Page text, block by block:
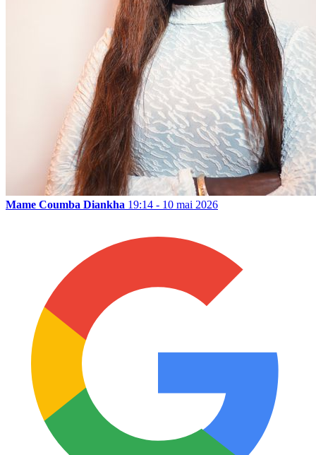
Mame Coumba Diankha 19:14 - 10 mai 2026